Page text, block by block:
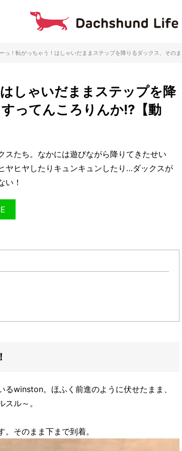
っ！転がっちゃう！はしゃいだままステップを降りるダックス、そのま
しゃいだままステップを降
ってんころりんか!?【動
たち。なかには遊びながら降りてきたせい
ヤヒヤしたりキュンキュンしたり…ダックスが
い！
winston。ほふく前進のように伏せたまま、
ル～。
そのまま下まで到着。